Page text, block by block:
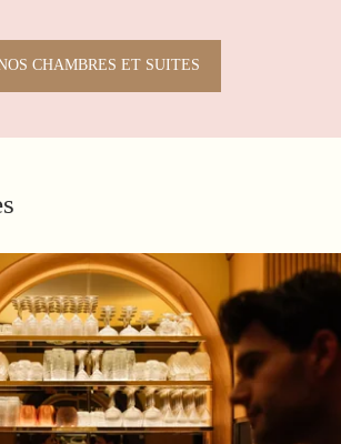
CHAMBRES ET SUITES